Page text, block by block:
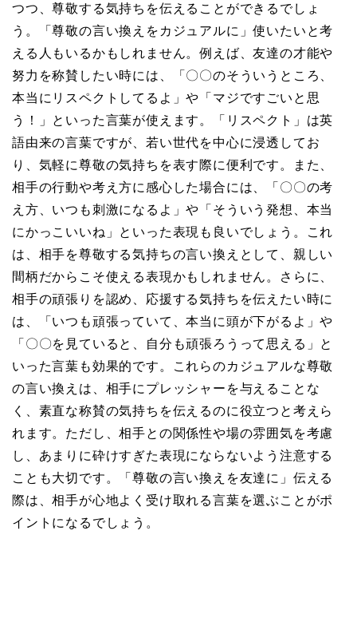
つつ、尊敬する気持ちを伝えることができるでしょ
う。「尊敬の言い換えをカジュアルに」使いたいと考
える人もいるかもしれません。例えば、友達の才能や
努力を称賛したい時には、「〇〇のそういうところ、
本当にリスペクトしてるよ」や「マジですごいと思
う！」といった言葉が使えます。「リスペクト」は英
語由来の言葉ですが、若い世代を中心に浸透してお
り、気軽に尊敬の気持ちを表す際に便利です。また、
相手の行動や考え方に感心した場合には、「〇〇の考
え方、いつも刺激になるよ」や「そういう発想、本当
にかっこいいね」といった表現も良いでしょう。これ
は、相手を尊敬する気持ちの言い換えとして、親しい
間柄だからこそ使える表現かもしれません。さらに、
相手の頑張りを認め、応援する気持ちを伝えたい時に
は、「いつも頑張っていて、本当に頭が下がるよ」や
「〇〇を見ていると、自分も頑張ろうって思える」と
いった言葉も効果的です。これらのカジュアルな尊敬
の言い換えは、相手にプレッシャーを与えることな
く、素直な称賛の気持ちを伝えるのに役立つと考えら
れます。ただし、相手との関係性や場の雰囲気を考慮
し、あまりに砕けすぎた表現にならないよう注意する
ことも大切です。「尊敬の言い換えを友達に」伝える
際は、相手が心地よく受け取れる言葉を選ぶことがポ
イントになるでしょう。